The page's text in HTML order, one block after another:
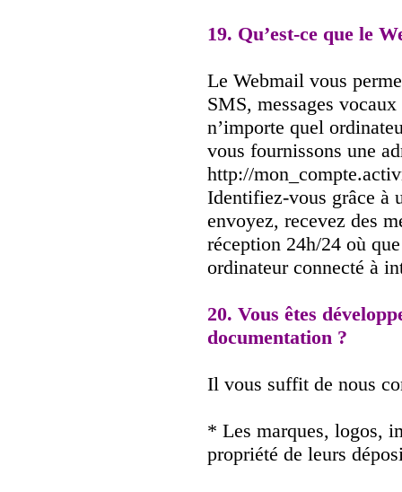
19. Qu’est-ce que le
Le Webmail vous
SMS, messages
n’importe quel
vous fournissons une
http://
Identifiez-vous grâce à
envoyez, recevez des
réception 24h/24 où
ordinateur connecté à
20. Vous êtes
documentation ?
Il vous suffit de nous
* Les marques, logos,
propriété de leurs